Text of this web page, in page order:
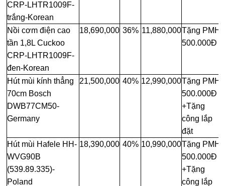
CRP-LHTR1009F-
trắng-Korean
Nồi cơm điện cao
tần 1,8L Cuckoo
CRP-LHTR1009F-
đen-Korean
18,690,000 36% 11,880,000Tặng PMH
500.000Đ
Hút mùi kính thẳng
70cm Bosch
DWB77CM50-
Germany
21,500,000 40% 12,990,000Tặng PMH
500.000Đ
+Tặng
công lắp
đặt
Hút mùi Hafele HH-
WVG90B
(539.89.335)-
Poland
18,390,000 40% 10,990,000Tặng PMH
500.000Đ
+Tặng
công lắp